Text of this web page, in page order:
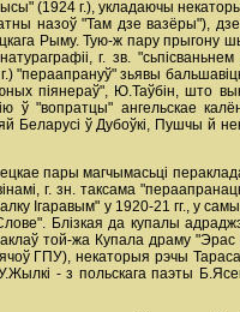
(1924 г.), укладаючы
назоў "Taм дзе вазёры"),
Рыму. Тую-ж пару прыгону
г. зв.
"пераапрануў" зьявы
піянераў", Ю.Таўбін, што
"вопратцы" ангельскае
Беларусі ў Дубоўкі, Пушчы й
пары магчымасьці
г. зн. таксама
Ігаравым" у 1920-21 гг., у самы
Блізкая да купалы
той-жа Купала драму
ГПУ), некаторыя рэчы
- з польскага паэты